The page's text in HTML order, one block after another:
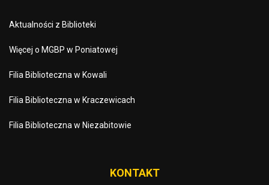
Aktualności z Biblioteki
Więcej o MGBP w Poniatowej
Filia Biblioteczna w Kowali
Filia Biblioteczna w Kraczewicach
Filia Biblioteczna w Niezabitowie
KONTAKT